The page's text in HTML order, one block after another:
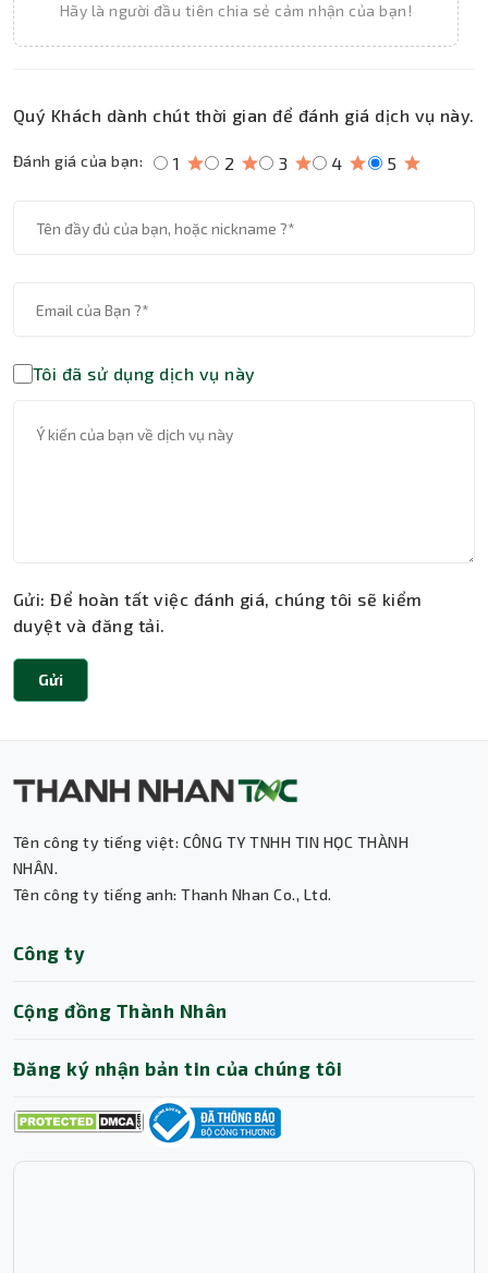
Hãy là người đầu tiên chia sẻ cảm nhận của bạn!
Quý Khách dành chút thời gian để đánh giá dịch vụ này.
Đánh giá của bạn: 1 2 3 4 5
Tôi đã sử dụng dịch vụ này
Gửi: Để hoàn tất việc đánh giá, chúng tôi sẽ kiểm
duyệt và đăng tải.
Gửi
Tên công ty tiếng việt: CÔNG TY TNHH TIN HỌC THÀNH
NHÂN.
Tên công ty tiếng anh: Thanh Nhan Co., Ltd.
Công ty
Cộng đồng Thành Nhân
Đăng ký nhận bản tin của chúng tôi
Trợ lý AI • Phản hồi tức thì